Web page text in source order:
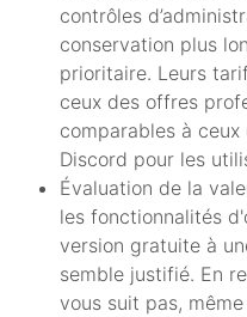
contrôles
conservation plus
prioritaire. Leurs
ceux des offres
comparables à ceux
Discord pour les
Évaluation de la
les fonctionnalités
version gratuite à
semble justifié. En
vous suit pas,